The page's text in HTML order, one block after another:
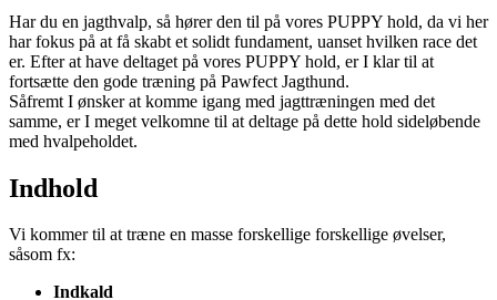
Har du en jagthvalp, så hører den til på vores PUPPY hold, da vi her
har fokus på at få skabt et solidt fundament, uanset hvilken race det
er. Efter at have deltaget på vores PUPPY hold, er I klar til at
fortsætte den gode træning på Pawfect Jagthund.
Såfremt I ønsker at komme igang med jagttræningen med det
samme, er I meget velkomne til at deltage på dette hold sideløbende
med hvalpeholdet.
Indhold
Vi kommer til at træne en masse forskellige forskellige øvelser,
såsom fx:
Indkald